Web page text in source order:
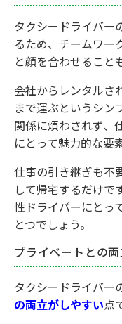
タクシードライバー
るため、チームワー
と顔を合わせること
会社からレンタルさ
まで運ぶというシン
関係に煩わされず、
にとって魅力的な要
仕事の引き継ぎも不
して帰宅するだけで
性ドライバーにとっ
とつでしょう。
プライベートとの
タクシードライバー
の両立がしやすい点